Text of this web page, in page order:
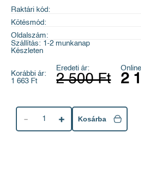
Raktári kód:
Kötésmód:
Oldalszám:
Szállítás: 1-2 munkanap
Készleten
Korábbi ár:
1 663 Ft
Eredeti ár:
2 500 Ft 2
1 Kosárba